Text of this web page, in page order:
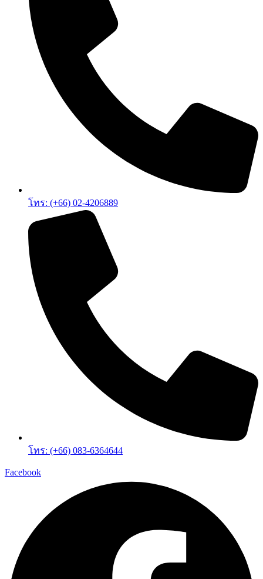
โทร: (+66) 02-4206889
โทร: (+66) 083-6364644
Facebook